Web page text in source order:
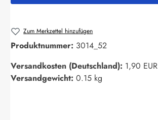
Zum Merkzettel hinzufügen
Produktnummer: 3014_52
Versandkosten (Deutschland): 1,90 EUR
Versandgewicht: 0.15 kg